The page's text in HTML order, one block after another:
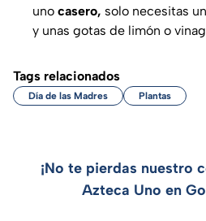
uno casero, solo necesitas
y unas gotas de limón o
Tags relacionados
Día de las Madres Plantas
¡No te pierdas nuestro
Azteca Uno en